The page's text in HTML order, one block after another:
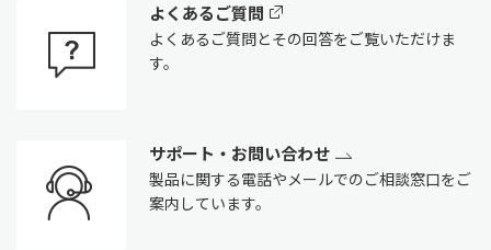
よくあるご質問
よくあるご質問とその回答をご覧いただけま
す。
サポート・お問い合わせ
製品に関する電話やメールでのご相談窓口をご
案内しています。